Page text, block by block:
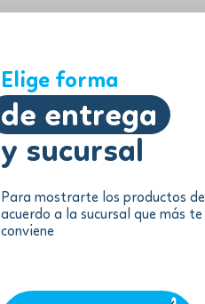
Elige forma
de entrega
y sucursal
Para mostrarte los productos de
acuerdo a la sucursal que más te
conviene